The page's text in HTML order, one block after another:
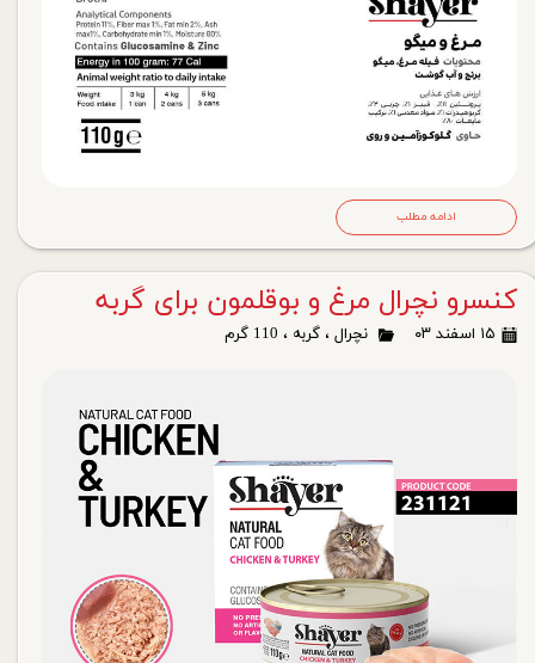
ادامه مطلب
کنسرو نچرال مرغ و بوقلمون برای گربه
۱۵ اسفند ۰۳ نچرال ،گربه ، 110 گرم